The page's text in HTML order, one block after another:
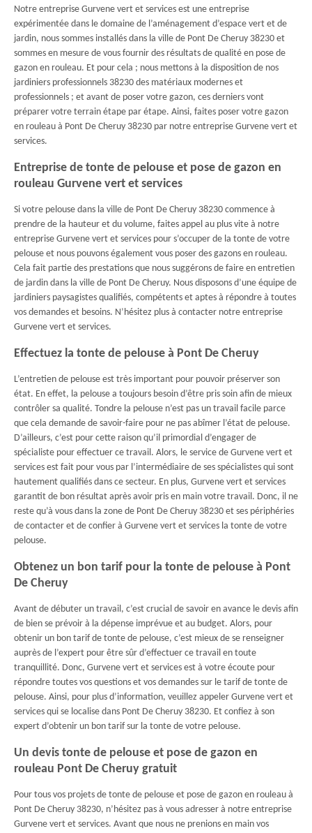
Notre entreprise Gurvene vert et services est une entreprise
expérimentée dans le domaine de l’aménagement d’espace vert et de
jardin, nous sommes installés dans la ville de Pont De Cheruy 38230 et
sommes en mesure de vous fournir des résultats de qualité en pose de
gazon en rouleau. Et pour cela ; nous mettons à la disposition de nos
jardiniers professionnels 38230 des matériaux modernes et
professionnels ; et avant de poser votre gazon, ces derniers vont
préparer votre terrain étape par étape. Ainsi, faites poser votre gazon
en rouleau à Pont De Cheruy 38230 par notre entreprise Gurvene vert et
services.
Entreprise de tonte de pelouse et pose de gazon en
rouleau Gurvene vert et services
Si votre pelouse dans la ville de Pont De Cheruy 38230 commence à
prendre de la hauteur et du volume, faites appel au plus vite à notre
entreprise Gurvene vert et services pour s’occuper de la tonte de votre
pelouse et nous pouvons également vous poser des gazons en rouleau.
Cela fait partie des prestations que nous suggérons de faire en entretien
de jardin dans la ville de Pont De Cheruy. Nous disposons d’une équipe de
jardiniers paysagistes qualifiés, compétents et aptes à répondre à toutes
vos demandes et besoins. N’hésitez plus à contacter notre entreprise
Gurvene vert et services.
Effectuez la tonte de pelouse à Pont De Cheruy
L’entretien de pelouse est très important pour pouvoir préserver son
état. En effet, la pelouse a toujours besoin d’être pris soin afin de mieux
contrôler sa qualité. Tondre la pelouse n’est pas un travail facile parce
que cela demande de savoir-faire pour ne pas abîmer l’état de pelouse.
D’ailleurs, c’est pour cette raison qu’il primordial d’engager de
spécialiste pour effectuer ce travail. Alors, le service de Gurvene vert et
services est fait pour vous par l’intermédiaire de ses spécialistes qui sont
hautement qualifiés dans ce secteur. En plus, Gurvene vert et services
garantit de bon résultat après avoir pris en main votre travail. Donc, il ne
reste qu’à vous dans la zone de Pont De Cheruy 38230 et ses périphéries
de contacter et de confier à Gurvene vert et services la tonte de votre
pelouse.
Obtenez un bon tarif pour la tonte de pelouse à Pont
De Cheruy
Avant de débuter un travail, c’est crucial de savoir en avance le devis afin
de bien se prévoir à la dépense imprévue et au budget. Alors, pour
obtenir un bon tarif de tonte de pelouse, c’est mieux de se renseigner
auprès de l’expert pour être sûr d’effectuer ce travail en toute
tranquillité. Donc, Gurvene vert et services est à votre écoute pour
répondre toutes vos questions et vos demandes sur le tarif de tonte de
pelouse. Ainsi, pour plus d’information, veuillez appeler Gurvene vert et
services qui se localise dans Pont De Cheruy 38230. Et confiez à son
expert d’obtenir un bon tarif sur la tonte de votre pelouse.
Un devis tonte de pelouse et pose de gazon en
rouleau Pont De Cheruy gratuit
Pour tous vos projets de tonte de pelouse et pose de gazon en rouleau à
Pont De Cheruy 38230, n’hésitez pas à vous adresser à notre entreprise
Gurvene vert et services. Avant que nous ne prenions en main vos